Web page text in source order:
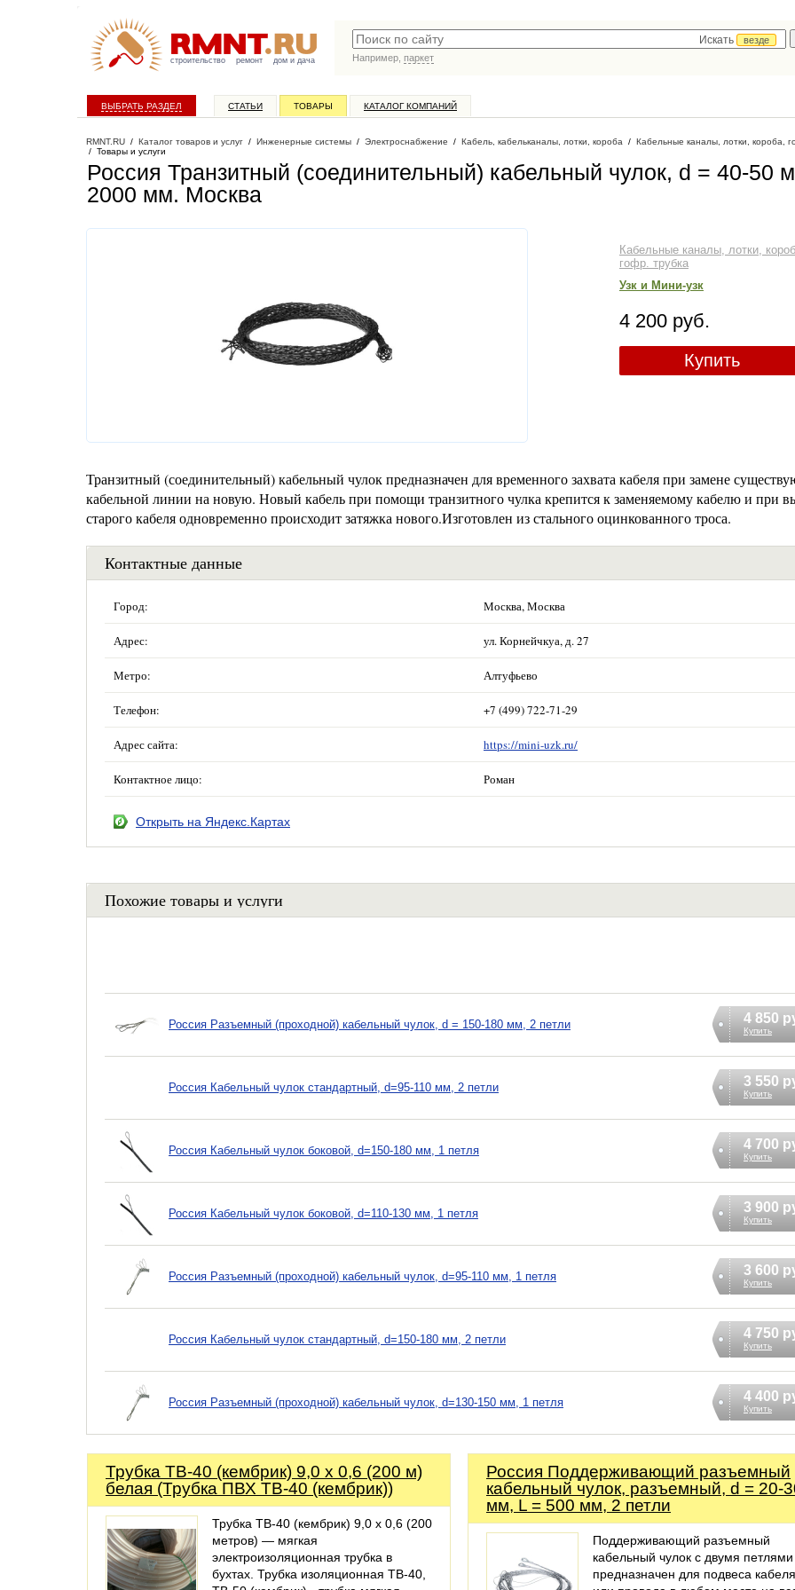
строительство ремонт дом и дача
Искать
везде
Например, паркет
ВЫБРАТЬ РАЗДЕЛ СТАТЬИ ТОВАРЫ КАТАЛОГ КОМПАНИЙ
RMNT.RU / Каталог товаров и услуг / Инженерные системы / Электроснабжение / Кабель, кабельканалы, лотки, короба / Кабельные каналы, лотки, короба,
/ Товары и услуги
Россия Транзитный (соединительный) кабельный чулок, d = 40-50
2000 мм. Москва
Кабельные каналы, лотки,
гофр. трубка
Узк и Мини-узк
4 200 руб.
Купить
Транзитный (соединительный) кабельный чулок предназначен для временного захвата кабеля при замене
кабельной линии на новую. Новый кабель при помощи транзитного чулка крепится к заменяемому кабелю и при
старого кабеля одновременно происходит затяжка нового.Изготовлен из стального оцинкованного троса.
Контактные данные
Город: Москва, Москва
Адрес: ул. Корнейчкуа, д. 27
Метро: Алтуфьево
Телефон: +7 (499) 722-71-29
Адрес сайта: https://mini-uzk.ru/
Контактное лицо: Роман
Открыть на Яндекс.Картах
Похожие товары и услуги
Россия Разъемный (проходной) кабельный чулок, d = 150-180 мм, 2 петли 4 850
Купить
Россия Кабельный чулок стандартный, d=95-110 мм, 2 петли 3 550
Купить
Россия Кабельный чулок боковой, d=150-180 мм, 1 петля 4 700
Купить
Россия Кабельный чулок боковой, d=110-130 мм, 1 петля 3 900
Купить
Россия Разъемный (проходной) кабельный чулок, d=95-110 мм, 1 петля 3 600
Купить
Россия Кабельный чулок стандартный, d=150-180 мм, 2 петли 4 750
Купить
Россия Разъемный (проходной) кабельный чулок, d=130-150 мм, 1 петля 4 400
Купить
Трубка ТВ-40 (кембрик) 9,0 х 0,6 (200 м)
белая (Трубка ПВХ ТВ-40 (кембрик))
Трубка ТВ-40 (кембрик) 9,0 х 0,6 (200
метров) — мягкая
электроизоляционная трубка в
бухтах. Трубка изоляционная ТВ-40,
Россия Поддерживающий разъемный
кабельный чулок, разъемный, d = 20-
мм, L = 500 мм, 2 петли
Поддерживающий разъемный
кабельный чулок с двумя петлями
предназначен для подвеса кабеля